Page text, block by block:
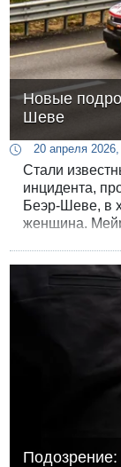
Новые
Шеве
20 апреля
Стали
инцидента,
Беэр-Шеве, в
женщина,
больницы